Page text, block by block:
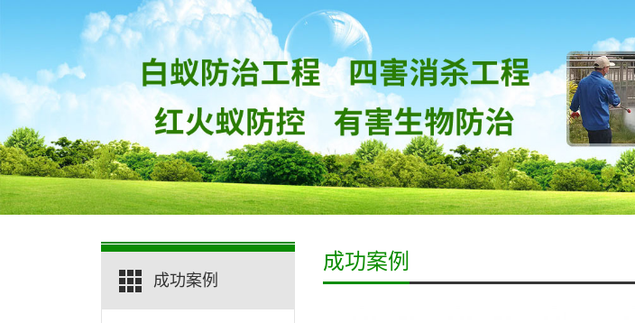
成功案例
成功案例